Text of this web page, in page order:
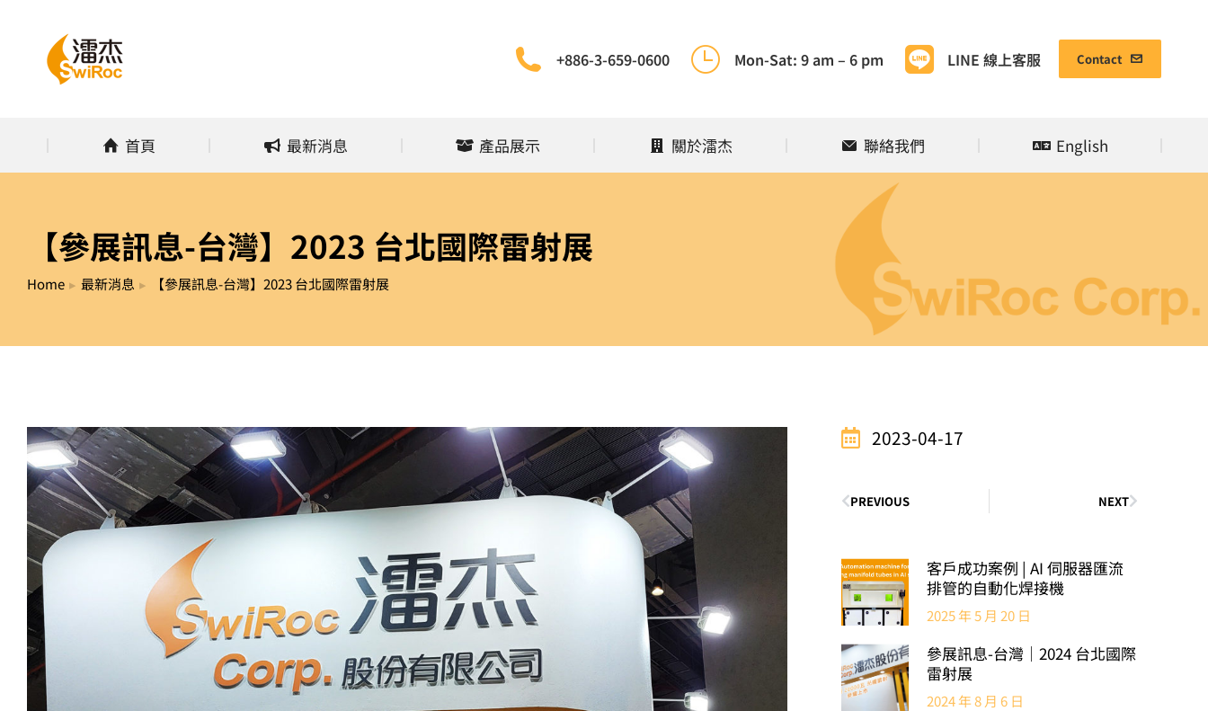
+886-3-659-0600 Mon-Sat: 9 am – 6 pm LINE 線上客服 Contact
首頁 最新消息 產品展示 關於㵢杰 聯絡我們 English
【參展訊息-台灣】2023 台北國際雷射展
You are here:
Home 最新消息 【參展訊息-台灣】2023 台北國際雷射展
2023-04-17
PREVIOUS NEXT
客戶成功案例 | AI 伺服器匯流
排管的自動化焊接機
2025 年 5 月 20 日
參展訊息-台灣｜2024 台北國際
雷射展
2024 年 8 月 6 日